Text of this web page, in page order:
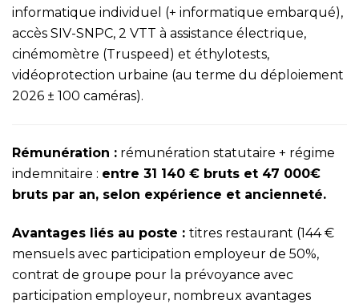
informatique individuel (+ informatique embarqué),
accès SIV-SNPC, 2 VTT à assistance électrique,
cinémomètre (Truspeed) et éthylotests,
vidéoprotection urbaine (au terme du déploiement
2026 ± 100 caméras).
Rémunération : rémunération statutaire + régime
indemnitaire : entre 31 140 € bruts et 47 000€
bruts par an, selon expérience et ancienneté.
Avantages liés au poste : titres restaurant (144 €
mensuels avec participation employeur de 50%,
contrat de groupe pour la prévoyance avec
participation employeur, nombreux avantages